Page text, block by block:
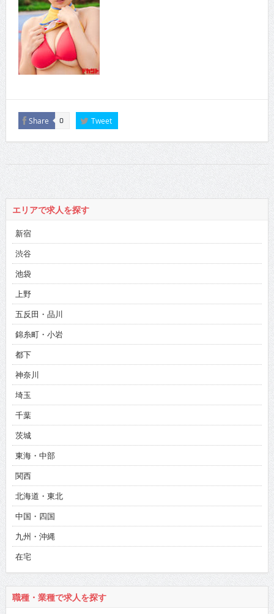
Share 0 Tweet
エリアで求人を探す
新宿
渋谷
池袋
上野
五反田・品川
錦糸町・小岩
都下
神奈川
埼玉
千葉
茨城
東海・中部
関西
北海道・東北
中国・四国
九州・沖縄
在宅
職種・業種で求人を探す